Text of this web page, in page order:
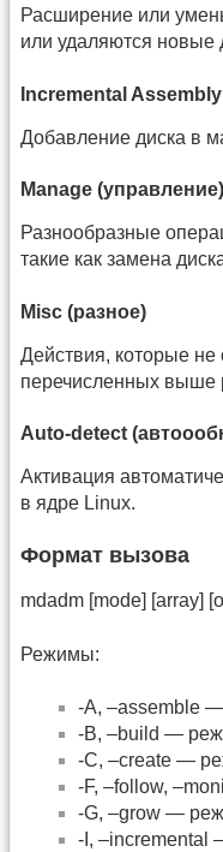
Расширение или
или удаляются новые
Incremental
Добавление диска в
Manage (управление)
Разнообразные
такие как замена
Misc (разное)
Действия, которые не
перечисленных выше
Auto-detect
Активация
в ядре Linux.
Формат вызова
mdadm [mode] [array]
Режимы:
-A, –assemble
-B, –build —
-C, –create —
-F, –follow,
-G, –grow —
-I, –incremental